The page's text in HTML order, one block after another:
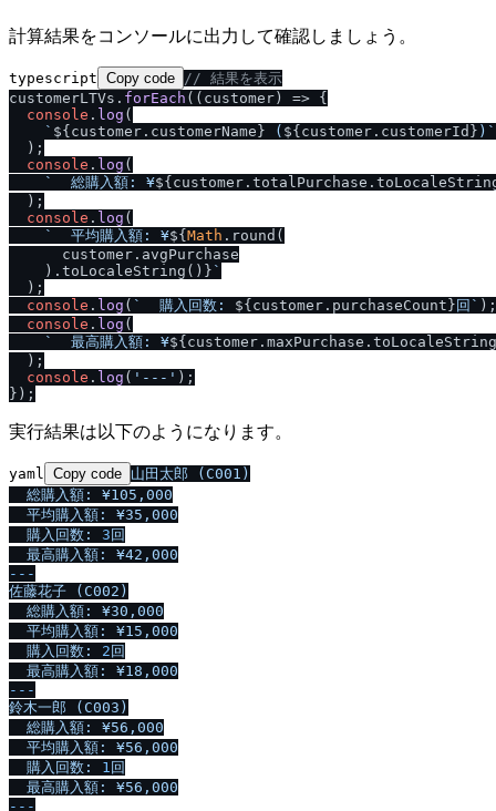
計算結果をコンソールに出力して確認しましょう。
typescript Copy code / / 結果を表示
customerLTVs. forEach ( ( customer ) => {
console . log (
` ${customer.customerName} ( ${customer.customerId} )`
  );
console . log (
`  総購入額: ¥
  );
console . log (
`  平均購入額: ¥${ Math .round(
      customer.avgPurchase
    ).toLocaleString()}
`
  );
console . log ( `  購入回数: ${customer.purchaseCount} 回` );
console . log (
`  最高購入額: ¥
  );
console . log ( '---' );
実行結果は以下のようになります。
yaml Copy code 山田太郎
(C001)
総購入額:
¥105,000
平均購入額:
¥35,000
購入回数:
3 回
最高購入額:
¥42,000
---
佐藤花子
(C002)
総購入額:
¥30,000
平均購入額:
¥15,000
購入回数:
2 回
最高購入額:
¥18,000
---
鈴木一郎
(C003)
総購入額:
¥56,000
平均購入額:
¥56,000
購入回数:
1 回
最高購入額:
¥56,000